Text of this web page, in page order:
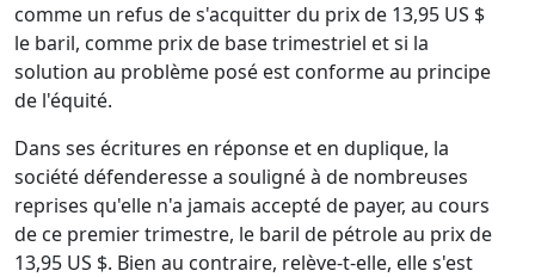
comme un refus de s'acquitter du prix de 13,95 US $
le baril, comme prix de base trimestriel et si la
solution au problème posé est conforme au principe
de l'équité.
Dans ses écritures en réponse et en duplique, la
société défenderesse a souligné à de nombreuses
reprises qu'elle n'a jamais accepté de payer, au cours
de ce premier trimestre, le baril de pétrole au prix de
13,95 US $. Bien au contraire, relève-t-elle, elle s'est